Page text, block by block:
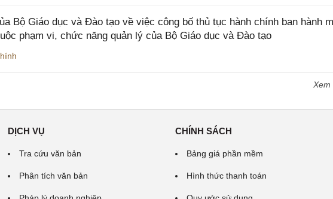
Bộ Giáo dục và Đào tạo về việc công bố thủ tục hành chính ban hành
phạm vi, chức năng quản lý của Bộ Giáo dục và Đào tạo
Xem
DỊCH VỤ
Tra cứu văn bản
Phân tích văn bản
CHÍNH SÁCH
Bảng giá phần mềm
Hình thức thanh toán